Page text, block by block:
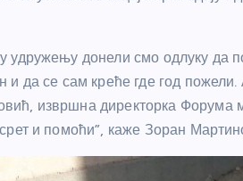
удружењу донели смо одлуку да
и да се сам креће где год
извршна директорка Форума
и помоћи”, каже Зоран